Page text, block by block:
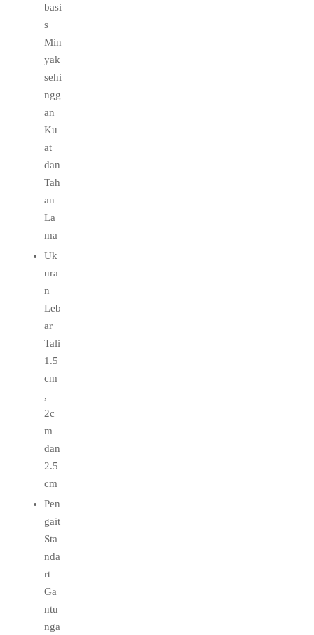
basi
s
Min
yak
sehi
ngg
an
Ku
at
dan
Tah
an
La
ma
Uk
ura
n
Leb
ar
Tali
1.5
cm
,
2c
m
dan
2.5
cm
Pen
gait
Sta
nda
rt
Ga
ntu
nga